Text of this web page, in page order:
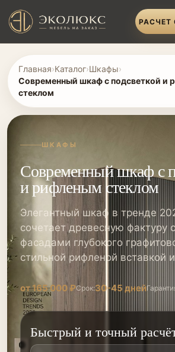
РАСЧЕТ
Главная›Каталог›Шкафы›
Современный шкаф с подсветкой и
стеклом
ШКАФЫ
Современный шкаф с
и рифленым стеклом
Элегантный шкаф в тренде
сочетает древесную фактуру
фасадами глубокого
стильной рифленой вставкой
от 165 000 ₽Срок:30-45 дней
Быстрый и точный